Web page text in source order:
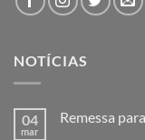
NOTÍCIAS
04
mar
Remessa